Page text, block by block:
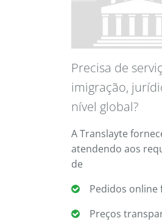
Precisa de
imigração,
nível global?
A Translayte
atendendo aos
de
Pedidos online
Preços